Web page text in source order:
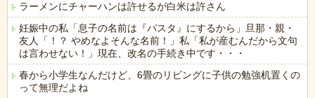
ラーメンにチャーハンは許せるが白米は許さん
妊娠中の私「息子の名前は『パスタ』にするから」旦那・親・
友人「！？ やめなよそんな名前！」私「私が産むんだから文句
は言わせない！」現在、改名の手続き中です・・・
春から小学生なんだけど、6畳のリビングに子供の勉強机置くの
って無理だよね